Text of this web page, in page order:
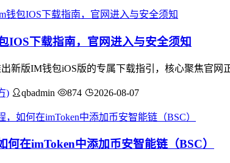
IOS下载指南，官网进入与安全须知
新版IM钱包iOS版的专属下载指引，核心聚焦官
) qbadmin 874 2026-08-07
何在imToken中添加币安智能链（BSC）